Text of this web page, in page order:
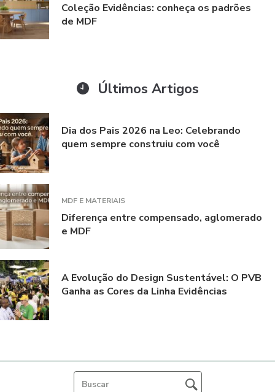
Coleção Evidências: conheça os padrões
de MDF
Últimos Artigos
Dia dos Pais 2026 na Leo: Celebrando
quem sempre construiu com você
MDF E MATERIAIS
Diferença entre compensado, aglomerado
e MDF
A Evolução do Design Sustentável: O PVB
Ganha as Cores da Linha Evidências